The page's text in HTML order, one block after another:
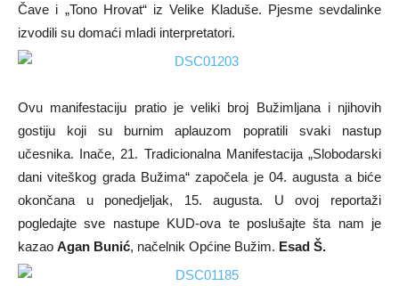
Čave i „Tono Hrovat“ iz Velike Kladuše. Pjesme sevdalinke
izvodili su domaći mladi interpretatori.
Ovu manifestaciju pratio je veliki broj Bužimljana i njihovih
gostiju koji su burnim aplauzom popratili svaki nastup
učesnika. Inače, 21. Tradicionalna Manifestacija „Slobodarski
dani viteškog grada Bužima“ započela je 04. augusta a biće
okončana u ponedjeljak, 15. augusta. U ovoj reportaži
pogledajte sve nastupe KUD-ova te poslušajte šta nam je
kazao Agan Bunić, načelnik Općine Bužim. Esad Š.